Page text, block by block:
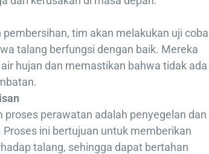
tim akan melakukan uji coba
talang berfungsi dengan baik. Mereka
hujan dan memastikan bahwa tidak ada
proses perawatan adalah penyegelan dan
ini bertujuan untuk memberikan
talang, sehingga dapat bertahan